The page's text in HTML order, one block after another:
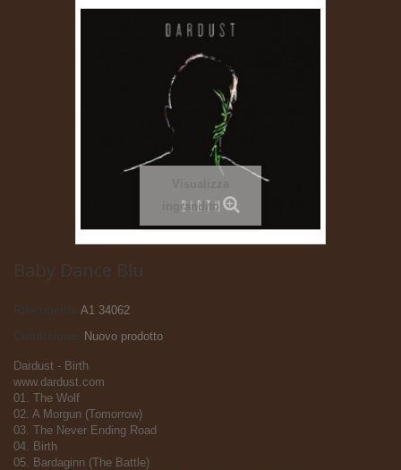
ingrandito
Baby Dance Blu
Riferimento
A1 34062
Nuovo prodotto
Dardust - Birth
www.dardust.com
01. The Wolf
02. A Morgun (Tomorrow)
03. The Never Ending Road
04. Birth
05. Bardaginn (The Battle)